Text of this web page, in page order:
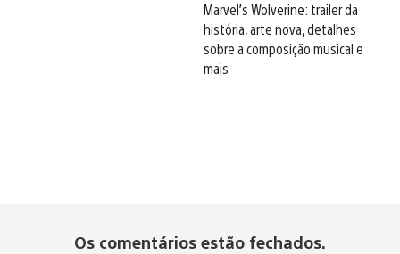
Marvel’s Wolverine: trailer da
história, arte nova, detalhes
sobre a composição musical e
mais
Os comentários estão fechados.